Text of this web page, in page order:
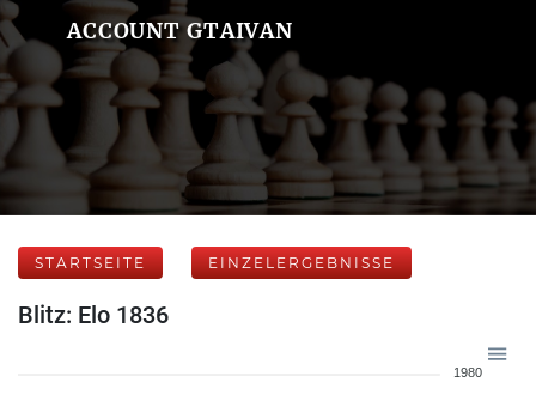
ACCOUNT GTAIVAN
STARTSEITE EINZELERGEBNISSE
Blitz: Elo 1836
1980